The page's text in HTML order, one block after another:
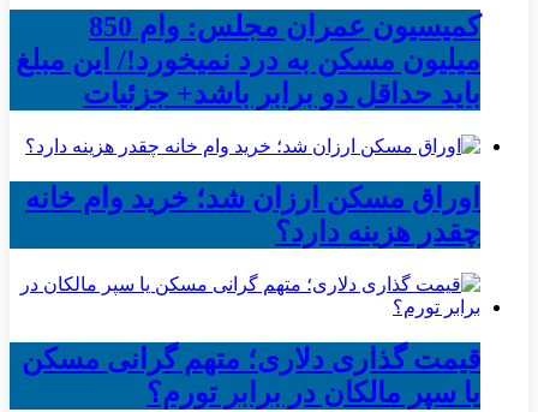
کمیسیون عمران مجلس: وام 850
میلیون مسکن به درد نمیخورد!/ این مبلغ
باید حداقل دو برابر باشد+ جزئیات
اوراق مسکن ارزان شد؛ خرید وام خانه
چقدر هزینه دارد؟
قیمت گذاری دلاری؛ متهم گرانی مسکن
یا سپر مالکان در برابر تورم؟